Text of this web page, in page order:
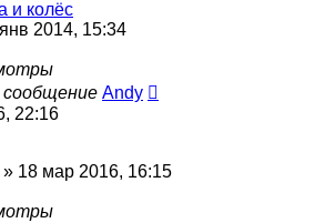
и колёс
2014, 15:34
Andy
22:16
» 18 мар 2016, 16:15